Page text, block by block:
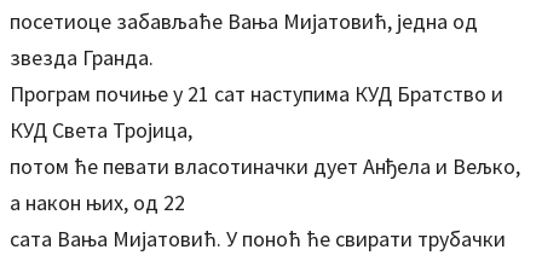
посетиоце забављаће Вања Мијатовић, једна од
звезда Гранда.
Програм почиње у 21 сат наступима КУД Братство и
КУД Света Тројица,
потом ће певати власотиначки дует Анђела и Вељко,
а након њих, од 22
сата Вања Мијатовић. У поноћ ће свирати трубачки